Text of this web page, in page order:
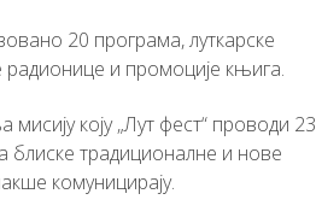
20 програма, луткарске
радионице и промоције књига.
мисију коју „Лут фест“ проводи 23
блиске традиционалне и нове
комуницирају.